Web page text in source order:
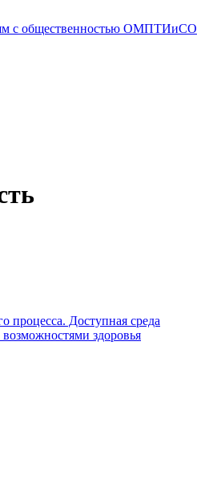
с общественностью ОМПТИиСО
процесса. Доступная среда
здоровья